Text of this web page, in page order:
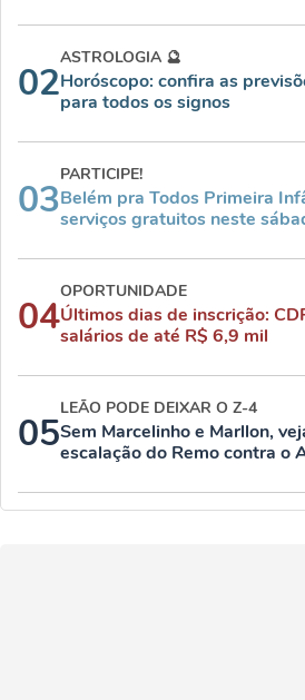
02
ASTROLOGIA 🔮
Horóscopo: confira as
para todos os signos
03
PARTICIPE!
Belém pra Todos Primeira
serviços gratuitos neste
04
OPORTUNIDADE
Últimos dias de inscrição:
salários de até R$ 6,9 mil
05
LEÃO PODE DEIXAR O Z-4
Sem Marcelinho e Marllon,
escalação do Remo contra o